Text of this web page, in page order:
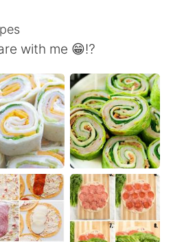
体中文
本語
with me 😁⁉️